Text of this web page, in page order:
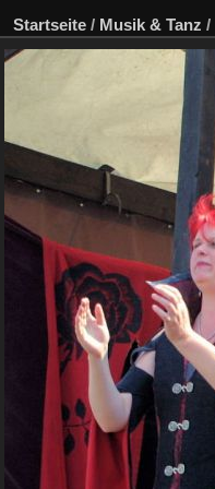
Startseite / Musik & Tanz /